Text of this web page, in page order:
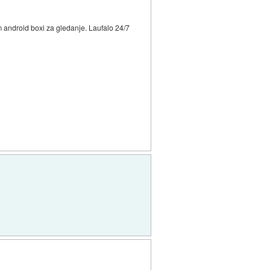
boxi za gledanje. Laufalo 24/7